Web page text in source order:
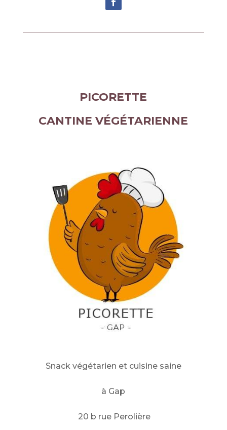
PICORETTE
CANTINE VÉGÉTARIENNE
Snack végétarien et cuisine saine
à Gap
20 b rue Perolière